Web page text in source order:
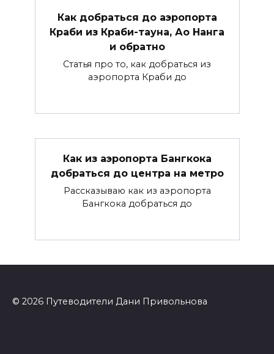
Как добраться до аэропорта
Краби из Краби-тауна, Ао Нанга
и обратно
Статья про то, как добраться из
аэропорта Краби до
Как из аэропорта Бангкока
добраться до центра на метро
Рассказываю как из аэропорта
Бангкока добраться до
© 2026 Путеводители Дани Привольнова